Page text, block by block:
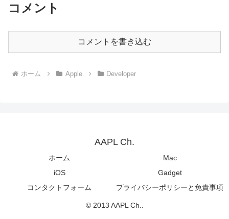
コメント
コメントを書き込む
ホーム Apple Developer
AAPL Ch.
ホーム
Mac
iOS
Gadget
コンタクトフォーム
プライバシーポリシーと免責事項
© 2013 AAPL Ch..